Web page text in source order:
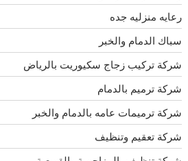
رعايه منزليه جده
سباك الدمام والخبر
شركة تركيب زجاج سكيوريت بالرياض
شركة ترميم بالدمام
شركة ترميمات عامه بالدمام والخبر
شركة تعقيم وتنظيف